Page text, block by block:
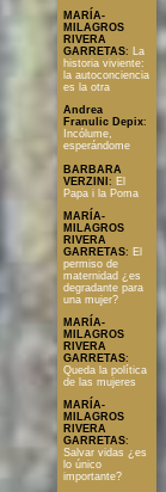
MARÍA-
MILAGROS
RIVERA
GARRETAS:
La
historia viviente:
la autoconciencia
es la otra
Andrea
Franulic Depix:
Incólume,
esperándome
BARBARA
VERZINI : El
Papa i la Poma
MARÍA-
MILAGROS
RIVERA
GARRETAS: El
permiso de
maternidad ¿es
degradante para
una mujer?
MARÍA-
MILAGROS
RIVERA
GARRETAS:
Queda la política
de las mujeres
MARÍA-
MILAGROS
RIVERA
GARRETAS:
Salvar vidas ¿es
lo único
importante?